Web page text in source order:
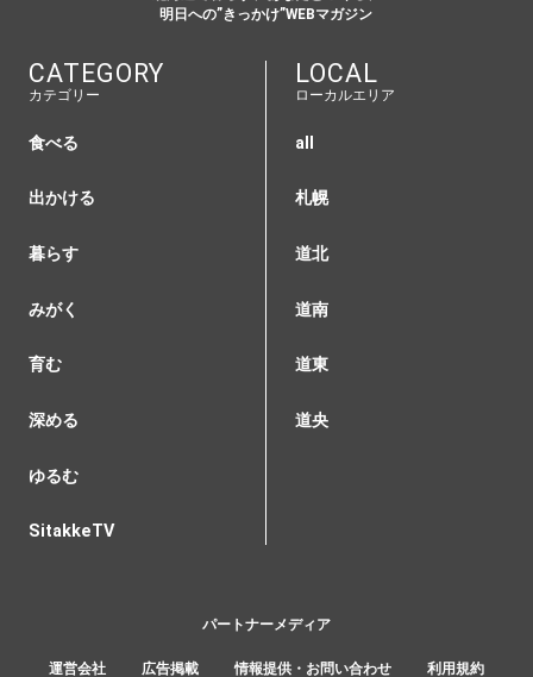
明日への”きっかけ”WEBマガジン
CATEGORY
カテゴリー
食べる
出かける
暮らす
みがく
育む
深める
ゆるむ
SitakkeTV
LOCAL
ローカルエリア
all
札幌
道北
道南
道東
道央
運営会社 広告掲載 情報提供・お問い合わせ 利用規約
パートナーメディア